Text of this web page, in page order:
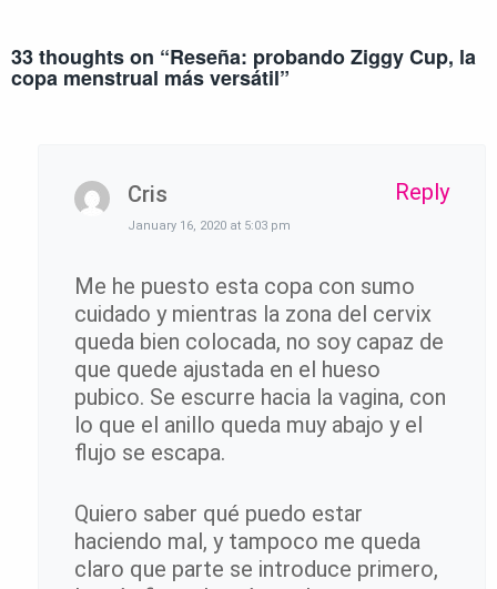
33 thoughts on “Reseña: probando Ziggy Cup, la
copa menstrual más versátil”
Cris
January 16, 2020 at 5:03 pm
Me he puesto esta copa con sumo
cuidado y mientras la zona del cervix
queda bien colocada, no soy capaz de
que quede ajustada en el hueso
pubico. Se escurre hacia la vagina, con
lo que el anillo queda muy abajo y el
flujo se escapa.
Quiero saber qué puedo estar
haciendo mal, y tampoco me queda
claro que parte se introduce primero,
Reply